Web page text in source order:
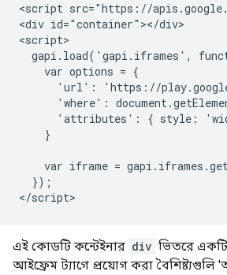
<script src="https://
<div id="container"></div>
<script>
gapi.load('gapi.iframes',
    var options = {
'url': 'https://
'where':
'attributes': { style:
    }
var iframe =
  });
এই কোডটি কন্টেইনার div ভিতরে
আইফ্রেম ট্যাগে প্রয়োগ করা বৈশিষ্ট্যগুলি